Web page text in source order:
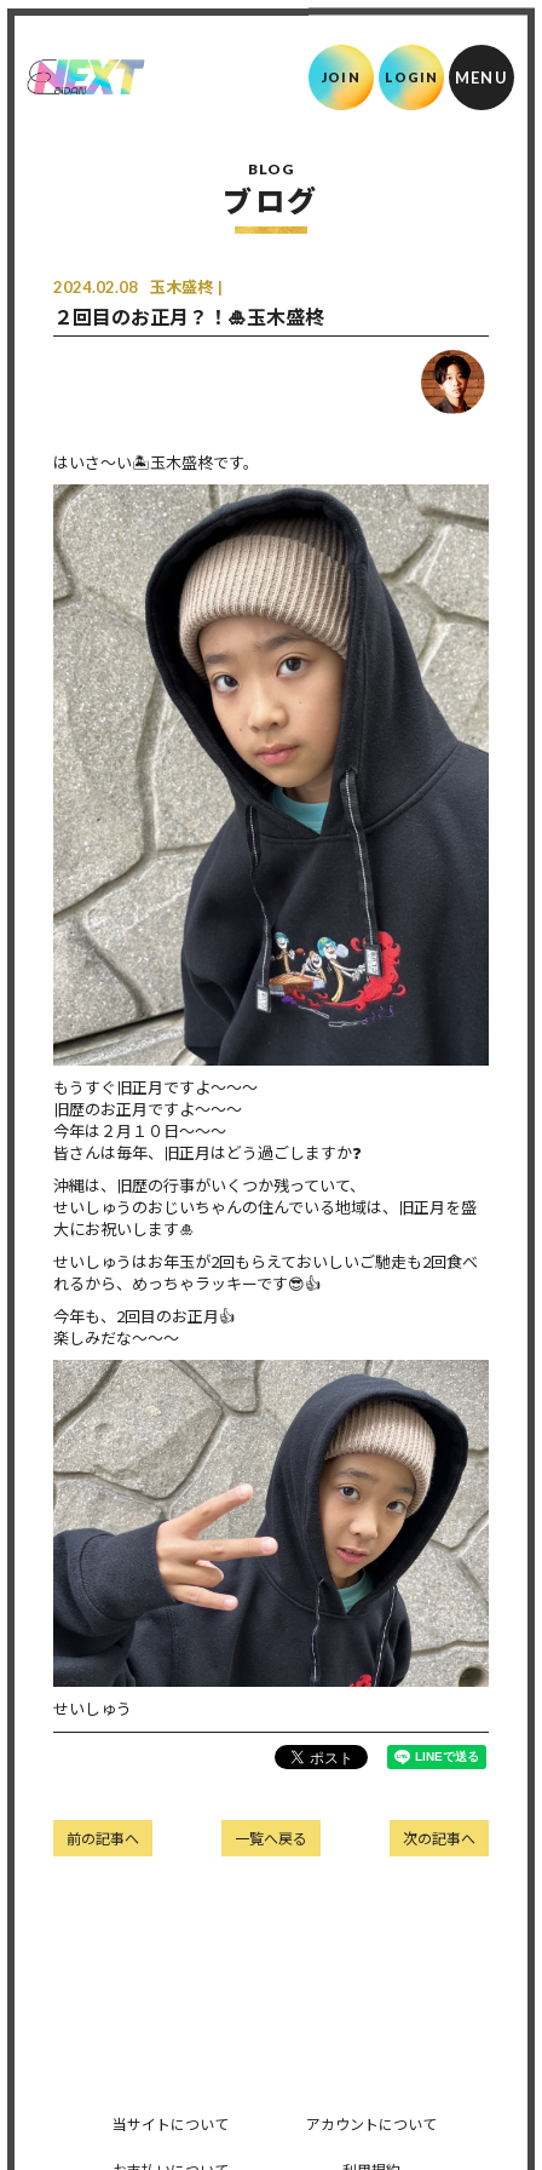
JOIN LOGIN
BLOG
ブログ
2024.02.08 玉木盛柊
２回目のお正月？！🎍玉木盛柊
はいさ〜い🏝玉木盛柊です。
もうすぐ旧正月ですよ〜〜〜
旧歴のお正月ですよ〜〜〜
今年は２月１０日〜〜〜
皆さんは毎年、旧正月はどう過ごしますか❓
沖縄は、旧歴の行事がいくつか残っていて、
せいしゅうのおじいちゃんの住んでいる地域は、旧正月を盛
大にお祝いします🎍
せいしゅうはお年玉が2回もらえておいしいご馳走も2回食べ
れるから、めっちゃラッキーです😎👍
今年も、2回目のお正月👍
楽しみだな〜〜〜
せいしゅう
次の記事へ
一覧へ戻る
前の記事へ
当サイトについて アカウントについて